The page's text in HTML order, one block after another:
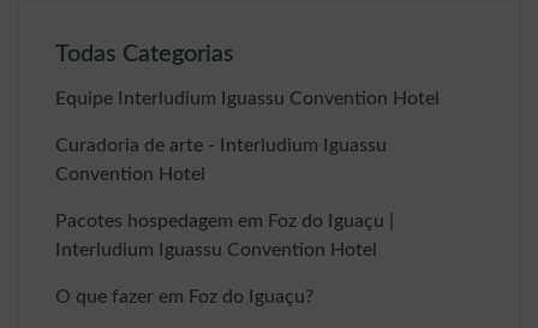
Todas Categorias
Equipe Interludium Iguassu Convention Hotel
Curadoria de arte - Interludium Iguassu
Convention Hotel
Pacotes hospedagem em Foz do Iguaçu |
Interludium Iguassu Convention Hotel
O que fazer em Foz do Iguaçu?